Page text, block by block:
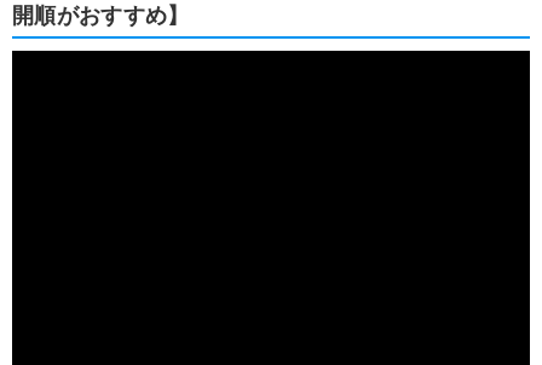
開順がおすすめ】